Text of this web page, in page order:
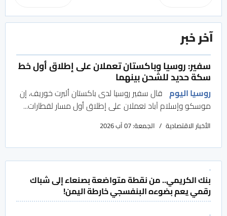
آخر خبر
سفير: روسيا وباكستان تعملان على إطلاق أول خط
سكة حديد للشحن بينهما
روسيا اليوم قال سفير روسيا لدى باكستان ألبرت خوريف، إن
موسكو وإسلام آباد تعملان على إطلاق أول مسار لقطارات...
الأخبار الاقتصادية الجمعة: 07 آب 2026
بنك الكريمي.. من نقطة متواضعة بصنعاء إلى شباك
رقمي يعم بضوءه البنفسجي خارطة اليمن!